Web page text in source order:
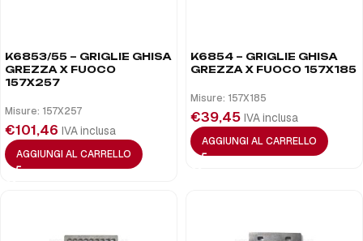
K6853/55 – GRIGLIE GHISA
GREZZA X FUOCO
157X257
Misure: 157X257
€101,46 IVA inclusa
AGGIUNGI AL CARRELLO
K6854 – GRIGLIE GHISA
GREZZA X FUOCO 157X185
Misure: 157X185
€39,45 IVA inclusa
AGGIUNGI AL CARRELLO